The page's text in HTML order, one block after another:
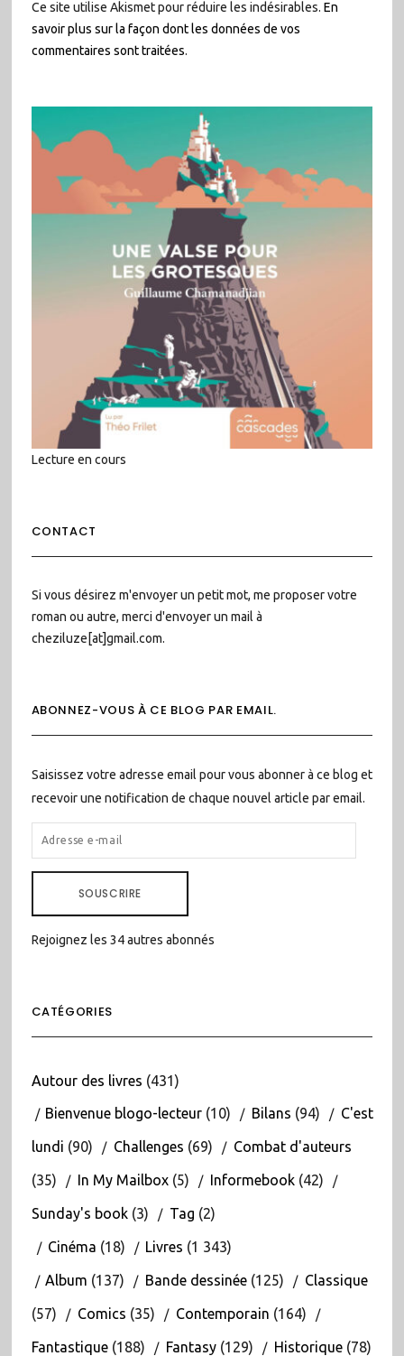
Ce site utilise Akismet pour réduire les indésirables. En
savoir plus sur la façon dont les données de vos
commentaires sont traitées.
Lecture en cours
CONTACT
Si vous désirez m'envoyer un petit mot, me proposer votre
roman ou autre, merci d'envoyer un mail à
cheziluze[at]gmail.com.
ABONNEZ-VOUS À CE BLOG PAR EMAIL.
Saisissez votre adresse email pour vous abonner à ce blog et
recevoir une notification de chaque nouvel article par email.
ADRESSE
E-
SOUSCRIRE
Rejoignez les 34 autres abonnés
CATÉGORIES
Autour des livres (431)
Bienvenue blogo-lecteur(10) Bilans (94) C'est
lundi (90) Challenges (69) Combat d'auteurs
(35) In My Mailbox(5) Informebook(42)
Sunday's book(3) Tag (2)
Cinéma (18) Livres (1 343)
Album (137) Bande dessinée(125) Classique
(57) Comics (35) Contemporain (164)
Fantastique(188) Fantasy(129) Historique(78)